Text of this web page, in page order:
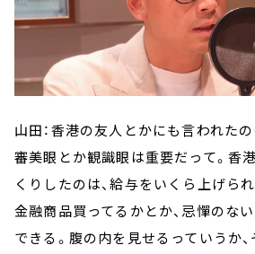
山田：香港の友人とかにも言われたの
審美眼とか観識眼は重要だって。香
くりしたのは、給与をいくら上げら
金融商品買ってるかとか、忌憚のな
できる。腹の内を見せるっていうか